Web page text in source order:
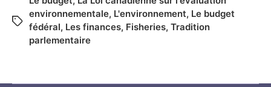
environnementale, L'environnement, Le budget
fédéral, Les finances, Fisheries, Tradition
parlementaire